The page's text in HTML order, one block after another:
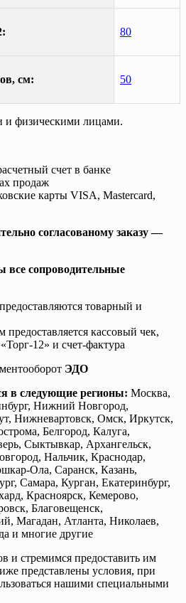
80
см: 50
и физическими лицами.
счет в банке
продаж
карты VISA, Mastercard,
согласованому заказу —
все сопроводительные
товарный и
кассовый чек,
12» и счет-фактура
ЭДО
в следующие регионы: Москва,
Нижний Новгород,
Нижневартовск, Омск, Иркутск,
Белгород, Калуга,
Сыктывкар, Архангельск,
Нальчик, Краснодар,
Ола, Саранск, Казань,
Самара, Курган, Екатеринбург,
Красноярск, Кемерово,
Благовещенск,
Магадан, Атланта, Николаев,
и многие другие
стремимся предоставить им
представлены условия, при
нашими специальными